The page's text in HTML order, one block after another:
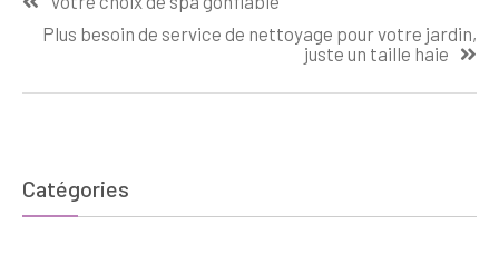
Plus besoin de service de nettoyage pour votre jardin,
juste un taille haie
Catégories